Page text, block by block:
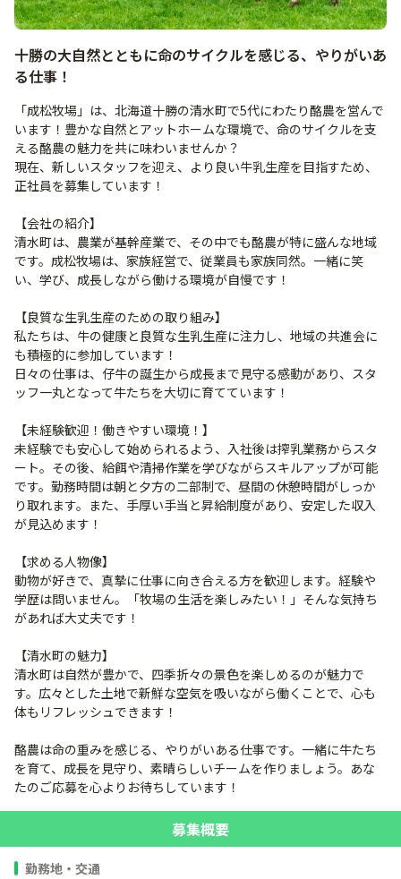
十勝の大自然とともに命のサイクルを感じる、やりがいあ
る仕事！
「成松牧場」は、北海道十勝の清水町で5代にわたり酪農を営んで
います！豊かな自然とアットホームな環境で、命のサイクルを支
える酪農の魅力を共に味わいませんか？
現在、新しいスタッフを迎え、より良い牛乳生産を目指すため、
正社員を募集しています！
【会社の紹介】
清水町は、農業が基幹産業で、その中でも酪農が特に盛んな地域
です。成松牧場は、家族経営で、従業員も家族同然。一緒に笑
い、学び、成長しながら働ける環境が自慢です！
【良質な生乳生産のための取り組み】
私たちは、牛の健康と良質な生乳生産に注力し、地域の共進会に
も積極的に参加しています！
日々の仕事は、仔牛の誕生から成長まで見守る感動があり、スタ
ッフ一丸となって牛たちを大切に育てています！
【未経験歓迎！働きやすい環境！】
未経験でも安心して始められるよう、入社後は搾乳業務からスタ
ート。その後、給餌や清掃作業を学びながらスキルアップが可能
です。勤務時間は朝と夕方の二部制で、昼間の休憩時間がしっか
り取れます。また、手厚い手当と昇給制度があり、安定した収入
が見込めます！
【求める人物像】
動物が好きで、真摯に仕事に向き合える方を歓迎します。経験や
学歴は問いません。「牧場の生活を楽しみたい！」そんな気持ち
があれば大丈夫です！
【清水町の魅力】
清水町は自然が豊かで、四季折々の景色を楽しめるのが魅力で
す。広々とした土地で新鮮な空気を吸いながら働くことで、心も
体もリフレッシュできます！
酪農は命の重みを感じる、やりがいある仕事です。一緒に牛たち
を育て、成長を見守り、素晴らしいチームを作りましょう。あな
たのご応募を心よりお待ちしています！
募集概要
勤務地・交通